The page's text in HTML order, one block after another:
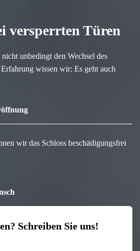
versperrten Türen
unbedingt den Wechsel des
wissen wir: Es geht auch
wir das Schloss beschädigungsfrei
Schreiben Sie uns!